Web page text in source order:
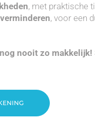
, met praktische
, voor een
nooit zo makkelijk!